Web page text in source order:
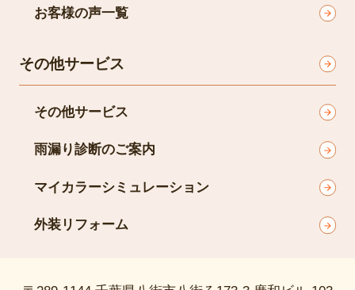
お客様の声一覧
その他サービス
その他サービス
雨漏り診断のご案内
マイカラーシミュレーション
外装リフォーム